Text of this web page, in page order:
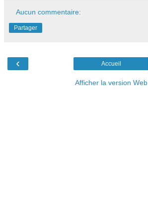
Aucun commentaire:
Partager
‹ Accueil
Afficher la version Web